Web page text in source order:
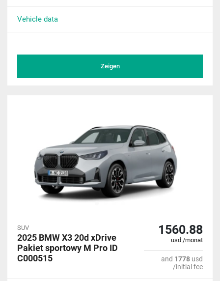
Vehicle data
Zeigen
SUV
2025 BMW X3 20d xDrive
Pakiet sportowy M Pro ID
C000515
1560.88
usd /monat
and 1778 usd
/initial fee